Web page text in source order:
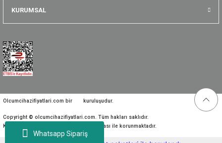
Whatsapp Sipariş
KURUMSAL
Olcumcihazifiyatlari.com bir kuruluşudur.
Copyright © olcumcihazifiyatlari.com. Tüm hakları saklıdır.
Kredi kartı bilgileriniz 256bit SSL sertifikası ile korunmaktadır.